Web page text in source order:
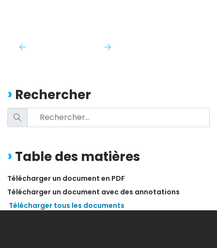
Rechercher
Table des matières
Télécharger un document en PDF
Télécharger un document avec des annotations
Télécharger tous les documents